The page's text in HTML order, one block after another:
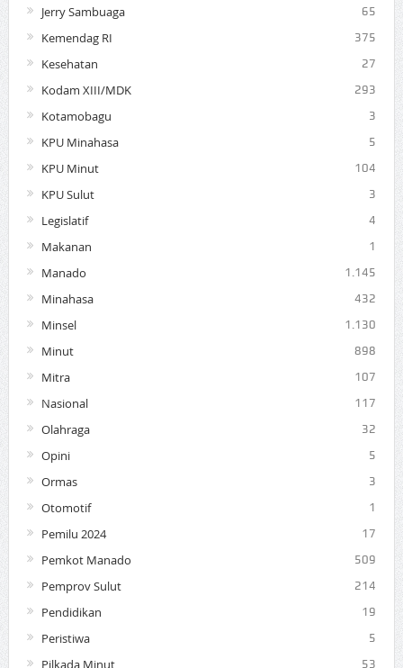
Jerry Sambuaga 65
Kemendag RI 375
Kesehatan 27
Kodam XIII/MDK 293
Kotamobagu 3
KPU Minahasa 5
KPU Minut 104
KPU Sulut 3
Legislatif 4
Makanan 1
Manado 1.145
Minahasa 432
Minsel 1.130
Minut 898
Mitra 107
Nasional 117
Olahraga 32
Opini 5
Ormas 3
Otomotif 1
Pemilu 2024 17
Pemkot Manado 509
Pemprov Sulut 214
Pendidikan 19
Peristiwa 5
Pilkada Minut 53